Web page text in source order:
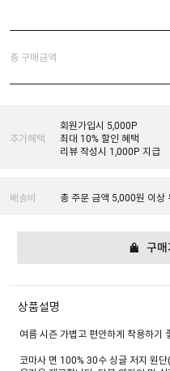
총 구매금액
추가혜택
회원가입시 5,000P
최대 10% 할인 혜택
리뷰 작성시 1,000P 지급
배송비 총 주문 금액 5,000원 이상
구매
상품설명
여름 시즌 가볍고 편안하게 착용하기
코마사 면 100% 30수 싱글 저지 원